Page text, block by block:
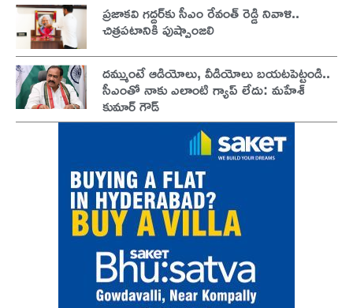
ప్రజాకవి గద్దర్‌కు సీఎం రేవంత్ రెడ్డి నివాళి..
చిత్రపటానికి పుష్పాంజలి
దమ్ముంటే ఆడియోలు, వీడియోలు బయటపెట్టండి..
సీఎంతో నాకు ఎలాంటి గ్యాప్ లేదు: మహేశ్
కుమార్ గౌడ్